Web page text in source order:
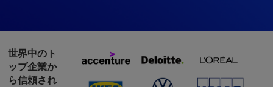
世界中のト
ップ企業か
ら信頼され